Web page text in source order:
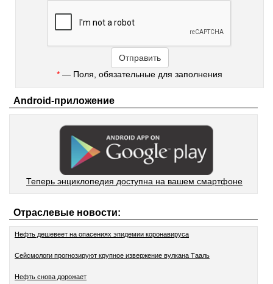
* — Поля, обязательные для заполнения
Android-приложение
Теперь энциклопедия доступна на вашем смартфоне
Отраслевые новости:
Нефть дешевеет на опасениях эпидемии коронавируса
Сейсмологи прогнозируют крупное извержение вулкана Тааль
Нефть снова дорожает